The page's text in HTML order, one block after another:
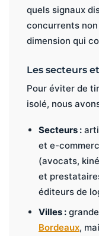
quels signaux
concurrents
dimension qui
Les secteurs
Pour éviter de
isolé, nous
Secteurs :
et e-
(avocats,
et
éditeurs de
Villes :
Bordeaux,